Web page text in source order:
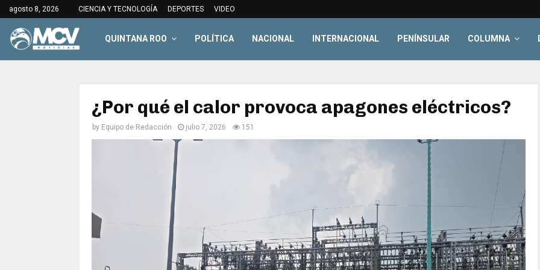
agosto 8, 2026 CIENCIA Y TECNOLOGÍA DEPORTES VIDEO
QUINTANA ROO POLÍTICA NACIONAL INTERNACIONAL PENÍNSULAR COLUMNA
¿Por qué el calor provoca apagones eléctricos?
by Equipo de Redacción julio 7, 2026 151